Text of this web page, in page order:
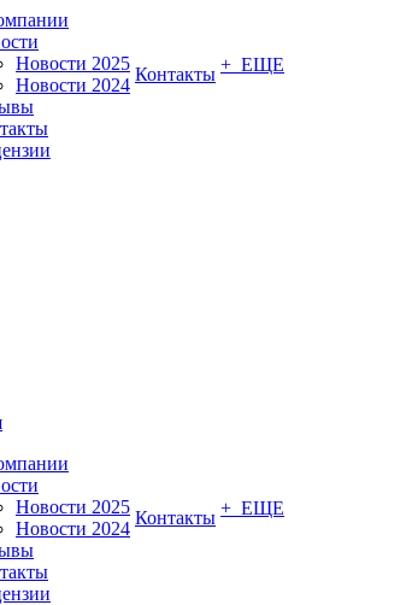
Новости 2025
Новости 2024
Контакты + ЕЩЕ
Новости 2025
Новости 2024
Контакты + ЕЩЕ